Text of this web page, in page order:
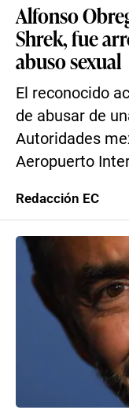
Alfonso
Shrek, fue
abuso sexual
El reconocido
de abusar de
Autoridades
Aeropuerto
Redacción EC